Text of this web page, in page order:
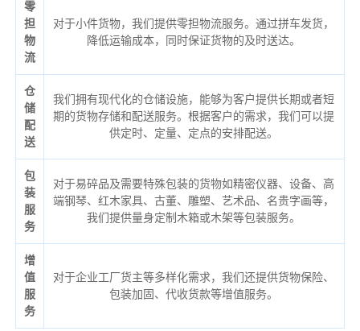
零
担
物
流
对于小件货物，我们提供零担物流服务。通过拼车发货，
降低运输成本，同时保证货物的及时送达。
仓
储
配
送
我们拥有现代化的仓储设施，能够为客户提供长期或者短
期的货物存储和配送服务。根据客户的需求，我们可以提
供定时、定量、定点的安排配送。
包
装
服
务
对于易碎品及需要特殊包装的货物如精密仪器、设备、高
端钢琴、红木家具、古董、雕塑、艺术品、名贵字画等，
我们提供量身定制木箱或木架等包装服务。
增
值
服
务
对于企业工厂货主等多样化需求，我们还提供货物保险、
包装加固、代收货款等增值服务。